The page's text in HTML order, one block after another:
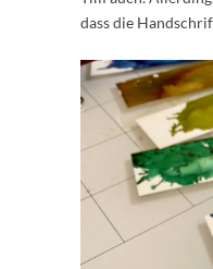
dass die